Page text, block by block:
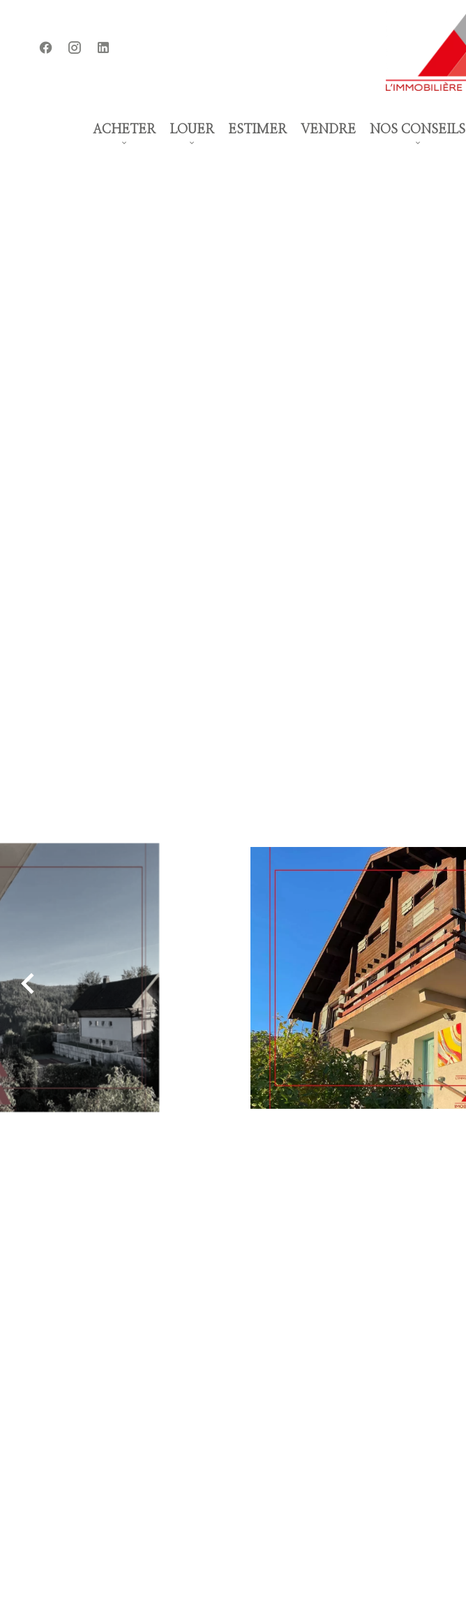
ACHETER LOUER ESTIMER VENDRE NOS CONSEILS